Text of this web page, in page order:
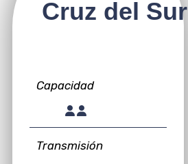
Cruz del Sur
Capacidad
Transmisión